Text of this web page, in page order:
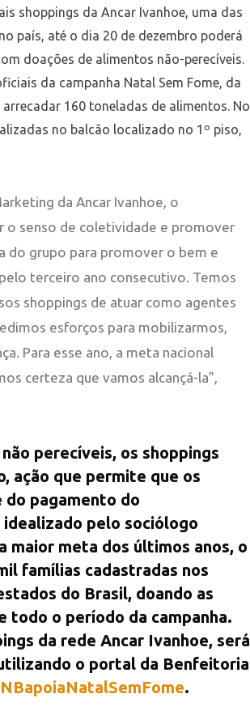
shoppings da Ancar Ivanhoe, uma das
país, até o dia 20 de dezembro poderá
doações de alimentos não-perecíveis.
da campanha Natal Sem Fome, da
160 toneladas de alimentos. No
no balcão localizado no 1º piso,
da Ancar Ivanhoe, o
senso de coletividade e promover
do grupo para promover o bem e
terceiro ano consecutivo. Temos
shoppings de atuar como agentes
esforços para mobilizarmos,
Para esse ano, a meta nacional
certeza que vamos alcançá-la”,
perecíveis, os shoppings
ação que permite que os
pagamento do
pelo sociólogo
maior meta dos últimos anos, o
famílias cadastradas nos
do Brasil, doando as
todo o período da campanha.
da rede Ancar Ivanhoe, será
o portal da Benfeitoria
.